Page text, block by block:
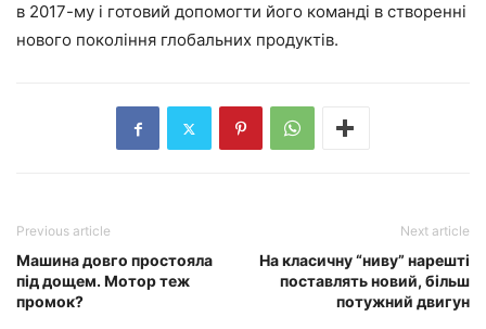
в 2017-му і готовий допомогти його команді в створенні
нового покоління глобальних продуктів.
Previous article
Машина довго простояла
під дощем. Мотор теж
промок?
Next article
На класичну “ниву” нарешті
поставлять новий, більш
потужний двигун